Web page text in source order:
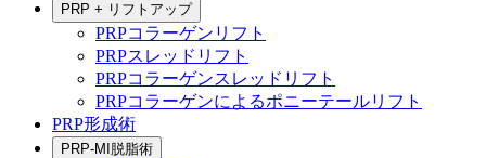
PRP + リフトアップ
PRPコラーゲンリフト
PRPスレッドリフト
PRPコラーゲンスレッドリフト
PRPコラーゲンによるポニーテールリフト
PRP形成術
PRP-MI脱脂術